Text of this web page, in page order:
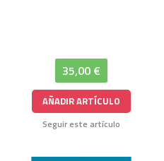
35,00 €
AÑADIR ARTÍCULO
Seguir este artículo